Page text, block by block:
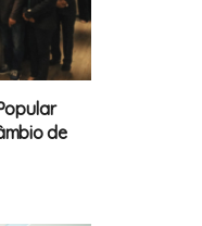
de